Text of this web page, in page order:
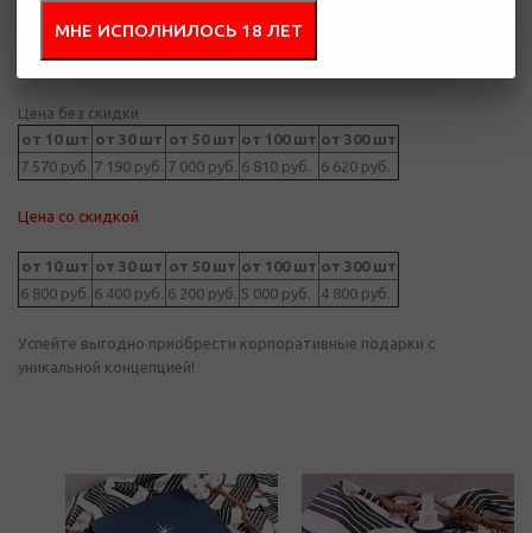
Весь октябрь действует специальное предложение на подарочный
Цена без скидки
от 10 шт от 30 шт от 50 шт от 100 шт от 300 шт
7 570 руб. 7 190 руб. 7 000 руб. 6 810 руб. 6 620 руб.
Цена со скидкой
от 10 шт от 30 шт от 50 шт от 100 шт от 300 шт
6 800 руб. 6 400 руб. 6 200 руб. 5 000 руб. 4 800 руб.
Успейте выгодно приобрести корпоративные подарки с
уникальной концепцией!
МНЕ ИСПОЛНИЛОСЬ 18 ЛЕТ